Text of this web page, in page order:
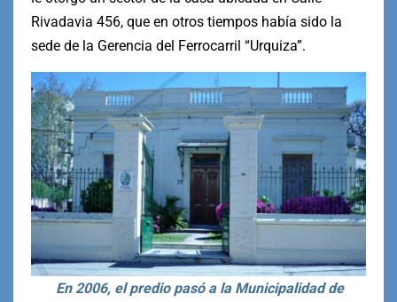
Rivadavia 456, que en otros tiempos había sido la
sede de la Gerencia del Ferrocarril “Urquiza”.
En 2006, el predio pasó a la Municipalidad de